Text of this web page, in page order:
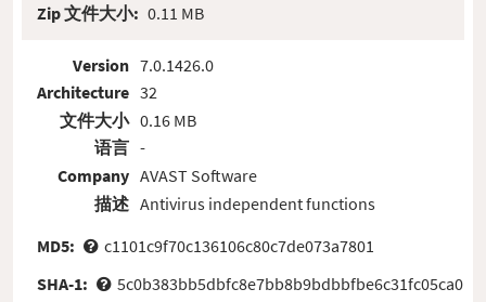
Zip 文件大小: 0.11 MB
Version
Architecture
文件大小
语言
Company
描述
7.0.1426.0
32
0.16 MB
-
AVAST Software
Antivirus independent functions
MD5:
c1101c9f70c136106c80c7de073a7801
SHA-1:
5c0b383bb5dbfc8e7bb8b9bdbbfbe6c31fc05ca0